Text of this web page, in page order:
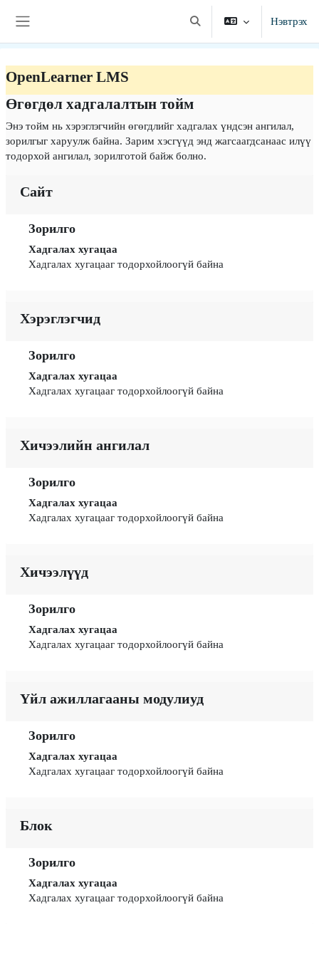
Хайлтын оролтыг сонгох
Нэвтрэх
OpenLearner LMS
Өгөгдөл хадгалалтын тойм
Энэ тойм нь хэрэглэгчийн өгөгдлийг хадгалах үндсэн ангилал,
зорилгыг харуулж байна. Зарим хэсгүүд энд жагсаагдсанаас илүү
тодорхой ангилал, зорилготой байж болно.
Сайт
Зорилго
Хадгалах хугацаа
Хадгалах хугацааг тодорхойлоогүй байна
Хэрэглэгчид
Зорилго
Хадгалах хугацаа
Хадгалах хугацааг тодорхойлоогүй байна
Хичээлийн ангилал
Зорилго
Хадгалах хугацаа
Хадгалах хугацааг тодорхойлоогүй байна
Хичээлүүд
Зорилго
Хадгалах хугацаа
Хадгалах хугацааг тодорхойлоогүй байна
Үйл ажиллагааны модулиуд
Зорилго
Хадгалах хугацаа
Хадгалах хугацааг тодорхойлоогүй байна
Блок
Зорилго
Хадгалах хугацаа
Хадгалах хугацааг тодорхойлоогүй байна